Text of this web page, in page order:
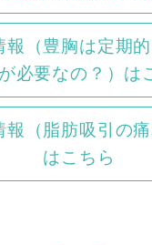
報（豊胸は定期
必要なの？）は
報（脂肪吸引の痛
はこちら